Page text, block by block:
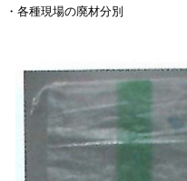
・各種現場の廃材分別